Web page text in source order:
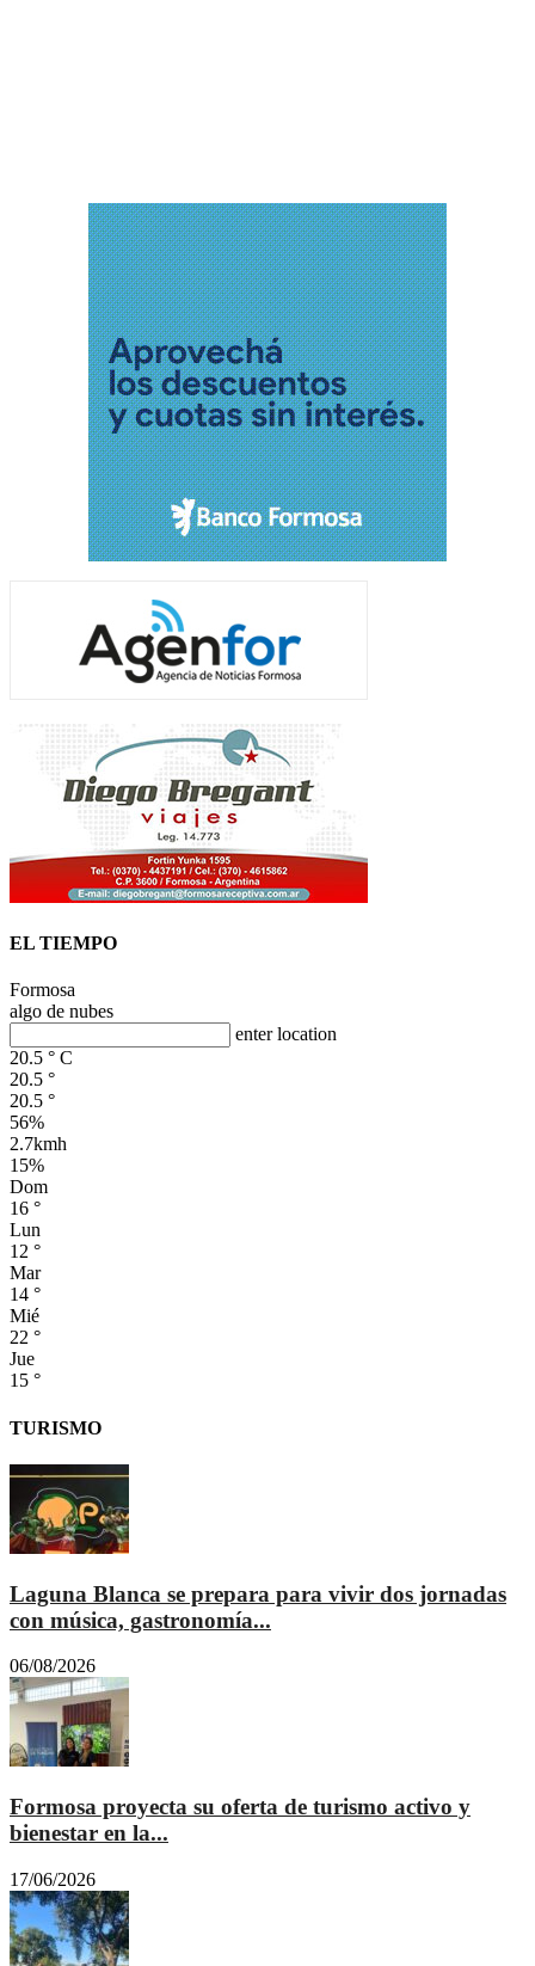
EL TIEMPO
Formosa
algo de nubes
enter location
20.5 ° C
20.5 °
20.5 °
56%
2.7kmh
15%
Dom
16 °
Lun
12 °
Mar
14 °
Mié
22 °
Jue
15 °
TURISMO
Laguna Blanca se prepara para vivir dos jornadas
con música, gastronomía...
06/08/2026
Formosa proyecta su oferta de turismo activo y
bienestar en la...
17/06/2026